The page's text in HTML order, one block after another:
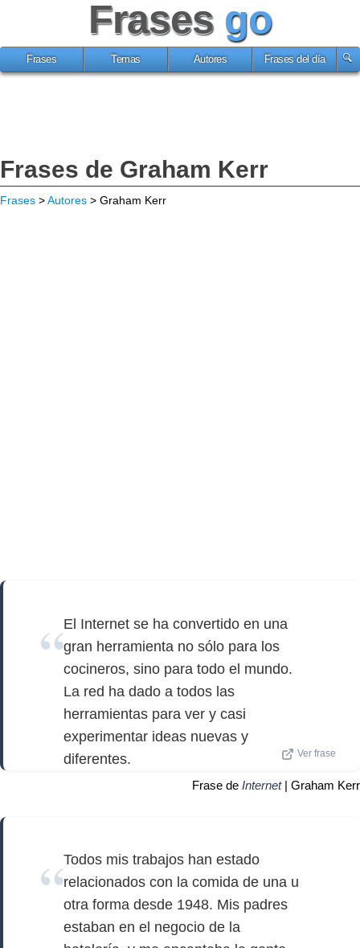
Frases go
Frases Temas Autores Frases del día
Frases de Graham Kerr
Frases >Autores > Graham Kerr
El Internet se ha convertido en una
gran herramienta no sólo para los
cocineros, sino para todo el mundo.
La red ha dado a todos las
herramientas para ver y casi
experimentar ideas nuevas y
diferentes.
Ver frase
Frase de Internet| Graham Kerr
Todos mis trabajos han estado
relacionados con la comida de una u
otra forma desde 1948. Mis padres
estaban en el negocio de la